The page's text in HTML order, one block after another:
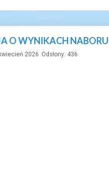
O WYNIKACH
2026 Odsłony: 436